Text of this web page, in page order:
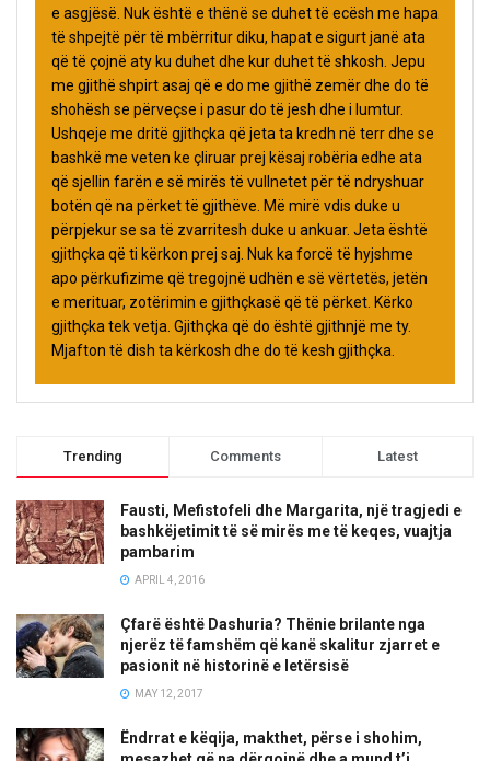
e asgjësë. Nuk është e thënë se duhet të ecësh me hapa
të shpejtë për të mbërritur diku, hapat e sigurt janë ata
që të çojnë aty ku duhet dhe kur duhet të shkosh. Jepu
me gjithë shpirt asaj që e do me gjithë zemër dhe do të
shohësh se përveçse i pasur do të jesh dhe i lumtur.
Ushqeje me dritë gjithçka që jeta ta kredh në terr dhe se
bashkë me veten ke çliruar prej kësaj robëria edhe ata
që sjellin farën e së mirës të vullnetet për të ndryshuar
botën që na përket të gjithëve. Më mirë vdis duke u
përpjekur se sa të zvarritesh duke u ankuar. Jeta është
gjithçka që ti kërkon prej saj. Nuk ka forcë të hyjshme
apo përkufizime që tregojnë udhën e së vërtetës, jetën
e merituar, zotërimin e gjithçkasë që të përket. Kërko
gjithçka tek vetja. Gjithçka që do është gjithnjë me ty.
Mjafton të dish ta kërkosh dhe do të kesh gjithçka.
Trending Comments Latest
Fausti, Mefistofeli dhe Margarita, një tragjedi e
bashkëjetimit të së mirës me të keqes, vuajtja
pambarim
APRIL 4, 2016
Çfarë është Dashuria? Thënie brilante nga
njerëz të famshëm që kanë skalitur zjarret e
pasionit në historinë e letërsisë
MAY 12, 2017
Ëndrrat e këqija, makthet, përse i shohim,